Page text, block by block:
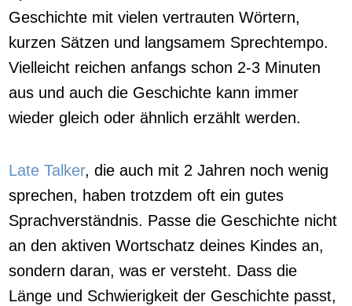
Geschichte mit vielen vertrauten Wörtern,
kurzen Sätzen und langsamem Sprechtempo.
Vielleicht reichen anfangs schon 2-3 Minuten
aus und auch die Geschichte kann immer
wieder gleich oder ähnlich erzählt werden.
Late Talker, die auch mit 2 Jahren noch wenig
sprechen, haben trotzdem oft ein gutes
Sprachverständnis. Passe die Geschichte nicht
an den aktiven Wortschatz deines Kindes an,
sondern daran, was er versteht. Dass die
Länge und Schwierigkeit der Geschichte passt,